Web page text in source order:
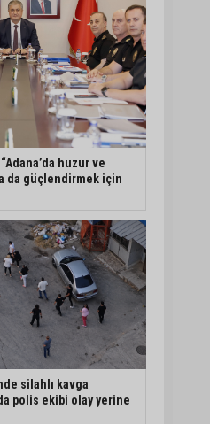
Seyhan’da fırın ve
pastanelere hijyen
denetimi gerçekleştirildi
Eski polis memuru Ergün
Karakaya’nın öldürüldüğü
silahlı kavganın
görüntüleri ortaya çıktı
etiket kontrolü
Mustafa Özkan: "Yüreğir
Belediye Başkan Vekilliği
seçimine ilişkin hukuki
süreç başlatıldı"
huzur ve
da güçlendirmek için
silahlı kavga
polis ekibi olay yerine